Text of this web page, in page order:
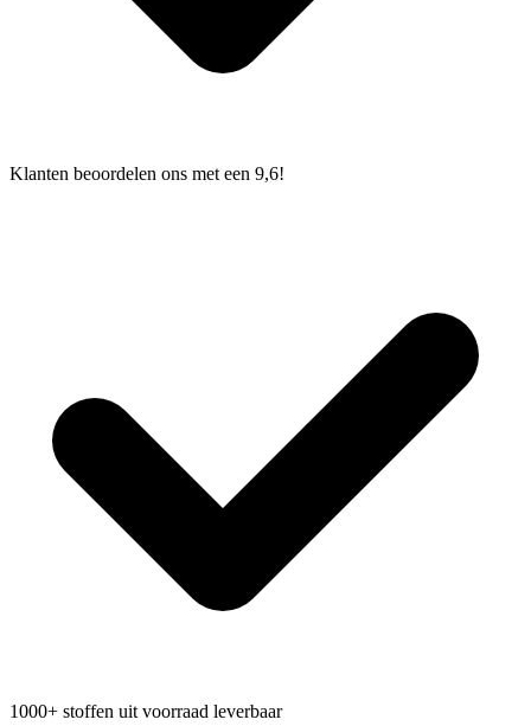
Klanten beoordelen ons met een 9,6!
1000+ stoffen uit voorraad leverbaar